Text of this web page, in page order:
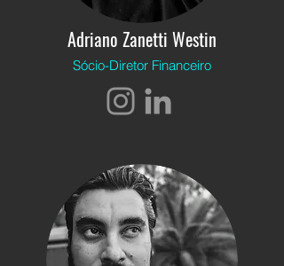
Adriano Zanetti Westin
Sócio-Diretor Financeiro